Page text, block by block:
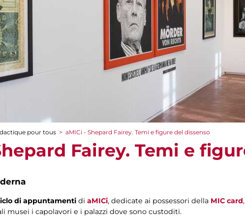
pour tous > aMICi - Shepard Fairey. Temi e figure del dissenso
Fairey. Temi e
di appuntamenti di aMICi, dedicate ai possessori della MIC card
musei i capolavori e i palazzi dove sono custoditi.